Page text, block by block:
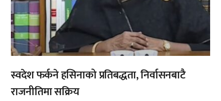
स्वदेश फर्कने हसिनाको प्रतिबद्धता, निर्वासनबाटै
राजनीतिमा सक्रिय